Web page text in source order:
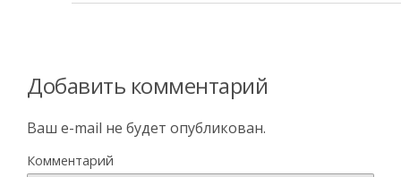
Добавить комментарий
Ваш e-mail не будет опубликован.
Комментарий